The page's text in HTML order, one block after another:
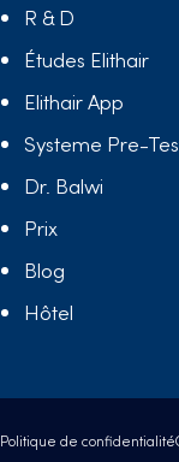
R & D
Études Elithair
Elithair App
Systeme Pre-
Dr. Balwi
Prix
Blog
Hôtel
Politique de confidentialité